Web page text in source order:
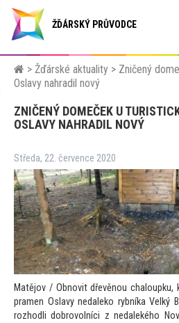
ŽĎÁRSKÝ PRŮVODCE
> Žďárské aktuality > Zničený
Oslavy nahradil nový
ZNIČENÝ DOMEČEK U
OSLAVY NAHRADIL NOVÝ
Středa, 22. července 2020
Matějov / Obnovit dřevěnou
pramen Oslavy nedaleko rybníka Velký
rozhodli dobrovolníci z nedalekého